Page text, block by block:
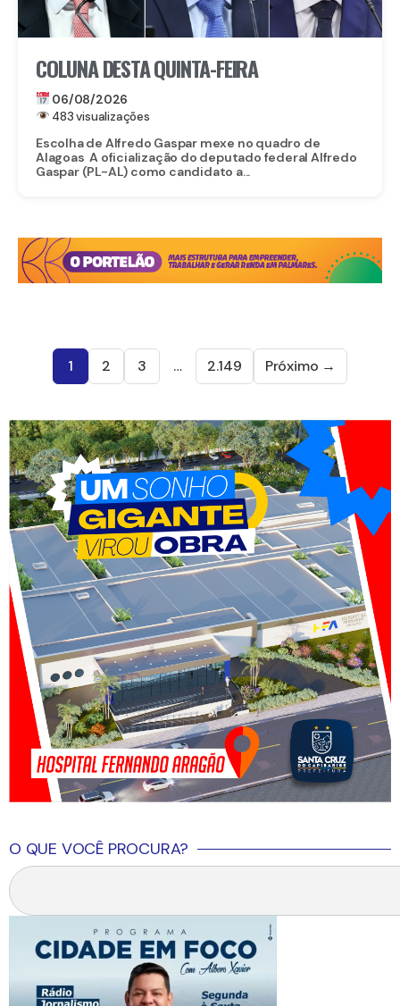
COLUNA DESTA QUINTA-FEIRA
06/08/2026
483 visualizações
Escolha de Alfredo Gaspar mexe no quadro de
Alagoas A oficialização do deputado federal Alfredo
Gaspar (PL-AL) como candidato a...
1 2 3 … 2.149 Próximo →
O QUE VOCÊ PROCURA?